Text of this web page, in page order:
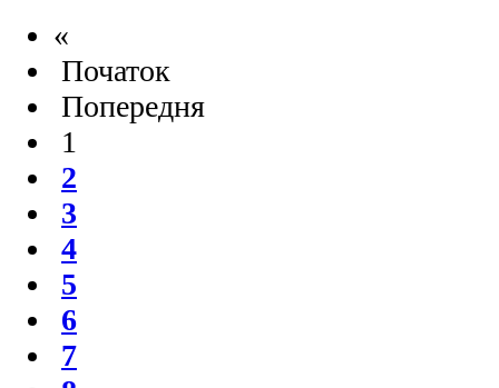
«
Початок
Попередня
1
2
3
4
5
6
7